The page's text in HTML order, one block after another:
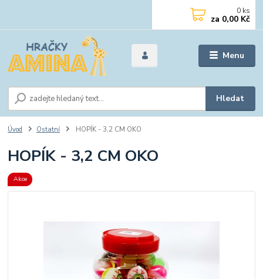
Menu
Hledat
0 ks
za 0,00 Kč
Úvod Ostatní HOPÍK - 3,2 CM OKO
HOPÍK - 3,2 CM OKO
Akce